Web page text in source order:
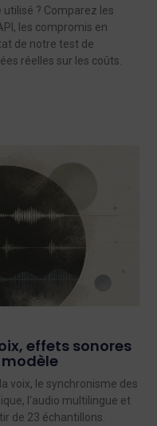
? Comparez les
les compromis en
de notre test de
réelles sur les coûts.
effets sonores
voix, le synchronisme des
l'audio multilingue et
de 23 échantillons.